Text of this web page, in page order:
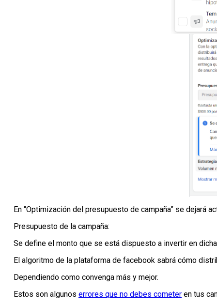
En “Optimización del presupuesto de campaña” se dejará
Presupuesto de la campaña:
Se define el monto que se está dispuesto a invertir en
El algoritmo de la plataforma de facebook sabrá cómo
Dependiendo como convenga más y mejor.
Estos son algunos errores que no debes cometer en tus